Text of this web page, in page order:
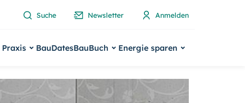
Suche Newsletter Anmelden
Praxis BauDatesBauBuch Energie sparen